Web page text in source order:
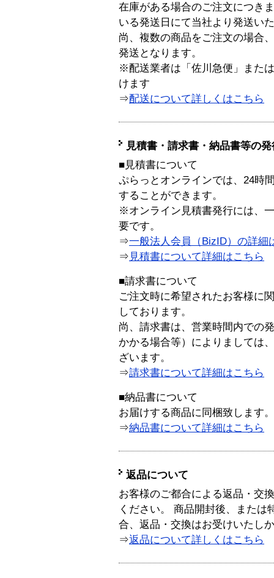
在庫がある場合のご注文につき
いる発送日にて当社より発送い
尚、複数の商品をご注文の場合
発送となります。
※配送業者は「佐川急便」また
けます
⇒配送について詳しくはこちら
見積書・請求書・納品書等の
■見積書について
ぷらっとオンラインでは、24時
することができます。
※オンライン見積書発行には、
要です。
⇒一般法人会員（BizID）の詳細
⇒ 見積書について詳細はこちら
■請求書について
ご注文時に希望されたお客様に
しております。
尚、請求書は、営業時間内での
かかる場合等）によりましては
ざいます。
⇒請求書について詳細はこちら
■納品書について
お届けする商品に同梱致します。
⇒納品書について詳細はこちら
返品について
お客様のご都合による返品・交
ください。 商品開封後、または
合、返品・交換はお受けいたし
⇒返品について詳しくはこちら